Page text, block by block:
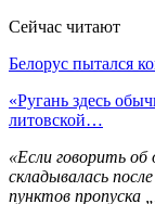
Сейчас читают
Белорус пытался
«Ругань здесь
литовской…
«Если говорить об
складывалась
пунктов пропуска